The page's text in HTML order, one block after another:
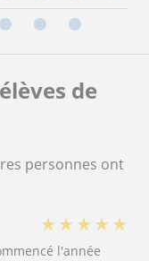
de
personnes ont
★ ★ ★ ★ ★
l'année